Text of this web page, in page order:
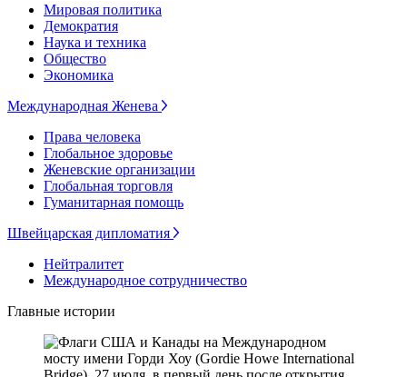
Мировая политика
Демократия
Наука и техника
Общество
Экономика
Международная Женева
Права человека
Глобальное здоровье
Женевские организации
Глобальная торговля
Гуманитарная помощь
Швейцарская дипломатия
Нейтралитет
Международное сотрудничество
Главные истории